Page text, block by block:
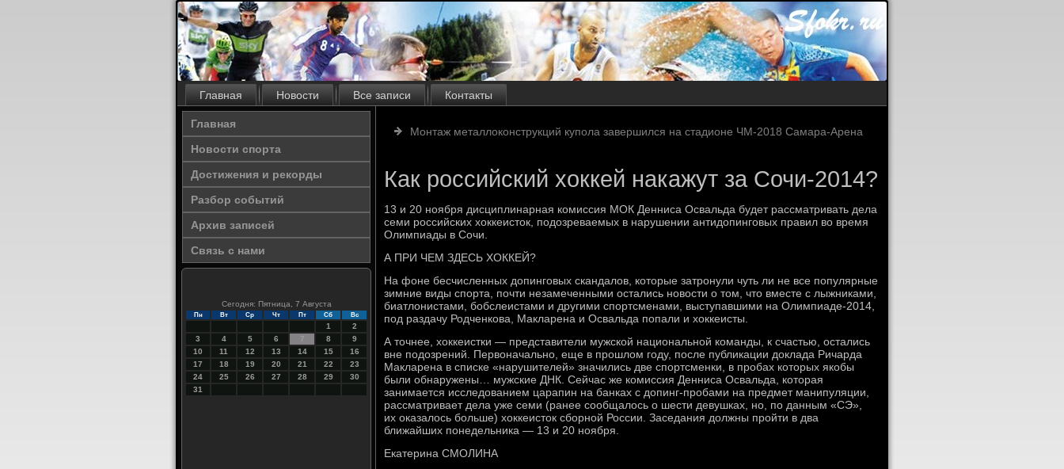
Главная Новости Все записи Контакты
Главная
Новости спорта
Достижения и рекорды
Разбор событий
Архив записей
Связь с нами
Сегодня: Пятница, 7 Августа
Пн Вт Ср Чт Пт Сб Вс
1
2
3
4 5 6 7 8
9
10
11 12 13 14 15
16
17
18 19 20 21 22
23
24
25 26 27 28 29
30
31
Монтаж металлоконструкций купола завершился на стадионе ЧМ-2018 Самара-Арена
Как российский хоккей накажут за Сочи-2014?
13 и 20 ноября дисциплинарная комиссия МОК Денниса Освальда будет рассматривать дела
семи российских хоккеисток, подозреваемых в нарушении антидопинговых правил во время
Олимпиады в Сочи.
А ПРИ ЧЕМ ЗДЕСЬ ХОККЕЙ?
На фоне бесчисленных допинговых скандалов, которые затронули чуть ли не все популярные
зимние виды спорта, почти незамеченными остались новости о том, что вместе с лыжниками,
биатлонистами, бобслеистами и другими спортсменами, выступавшими на Олимпиаде-2014,
под раздачу Родченкова, Макларена и Освальда попали и хоккеисты.
А точнее, хоккеистки — представители мужской национальной команды, к счастью, остались
вне подозрений. Первоначально, еще в прошлом году, после публикации доклада Ричарда
Макларена в списке «нарушителей» значились две спортсменки, в пробах которых якобы
были обнаружены… мужские ДНК. Сейчас же комиссия Денниса Освальда, которая
занимается исследованием царапин на банках с допинг-пробами на предмет манипуляции,
рассматривает дела уже семи (ранее сообщалось о шести девушках, но, по данным «СЭ»,
их оказалось больше) хоккеисток сборной России. Заседания должны пройти в два
ближайших понедельника — 13 и 20 ноября.
Екатерина СМОЛИНА